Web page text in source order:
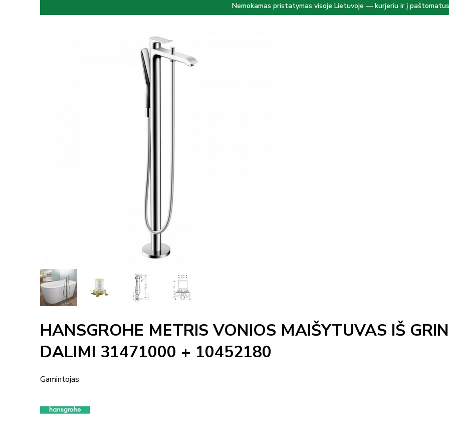
Nemokamas pristatymas visoje Lietuvoje — kurjeriu ir į paštomatus
HANSGROHE METRIS VONIOS MAIŠYTUVAS IŠ
DALIMI 31471000 + 10452180
Gamintojas